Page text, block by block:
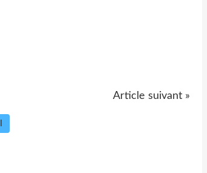
Article suivant »